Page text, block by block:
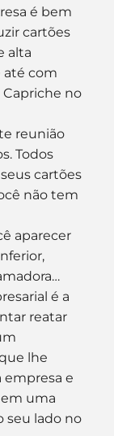
é bem
cartões
alta
até com
Capriche no
Todos
cartões
não tem
aparecer
reatar
lhe
empresa e
uma
seu lado no